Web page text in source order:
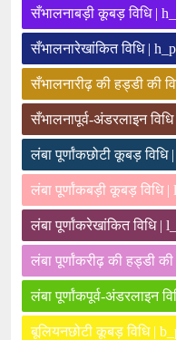
सँभालनाबड़ी कूबड़ विधि |
सँभालनारेखांकित विधि |
सँभालनारीढ़ की हड्डी की
सँभालनापूर्व-अंडरलाइन
लंबा पूर्णांकछोटी कूबड़
लंबा पूर्णांकबड़ी कूबड़ विधि
लंबा पूर्णांकरेखांकित विधि |
लंबा पूर्णांकरीढ़ की हड्डी
लंबा पूर्णांकपूर्व-अंडरलाइन
बूलियनछोटी कूबड़ विधि |